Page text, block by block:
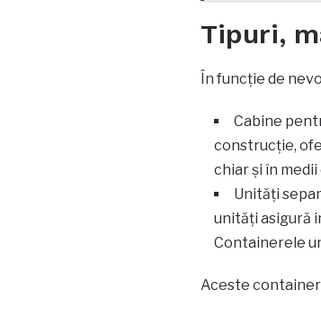
Tipuri,
În funcție de
Cabine
construcție,
chiar și în medii
Unități
unități asigură
Containerele
Aceste